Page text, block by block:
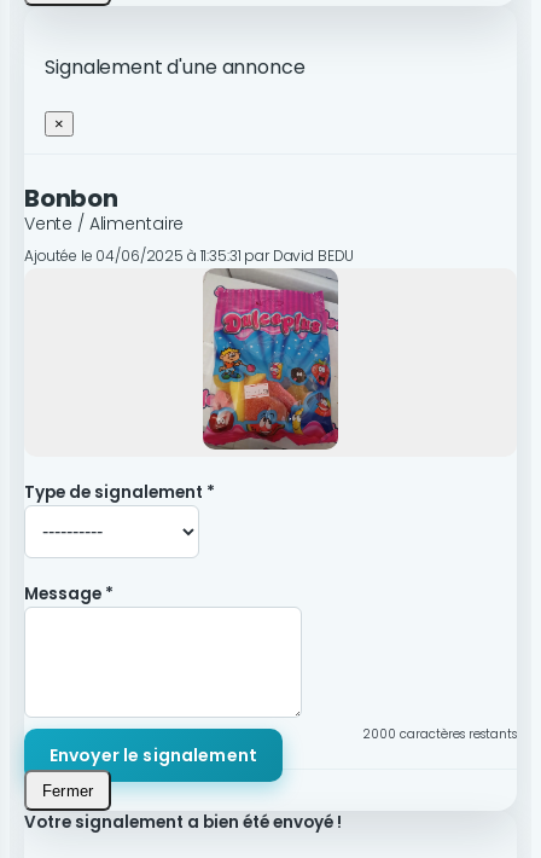
Signalement d'une annonce
×
Bonbon
Vente / Alimentaire
Ajoutée le 04/06/2025 à 11:35:31 par David BEDU
Type de signalement *
Message *
2000 caractères restants
Envoyer le signalement
Fermer
Votre signalement a bien été envoyé !